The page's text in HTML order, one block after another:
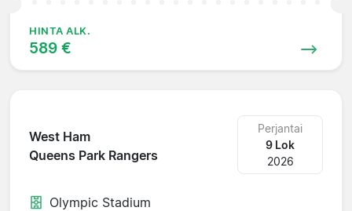
HINTA ALK.
589 €
West Ham
Queens Park Rangers
Perjantai
9 Lok
2026
Olympic Stadium